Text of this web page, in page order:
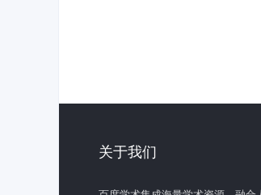
关于我们